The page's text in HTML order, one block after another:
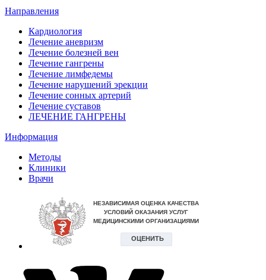
Направления
Кардиология
Лечение аневризм
Лечение болезней вен
Лечение гангрены
Лечение лимфедемы
Лечение нарушений эрекции
Лечение сонных артерий
Лечение суставов
ЛЕЧЕНИЕ ГАНГРЕНЫ
Информация
Методы
Клиники
Врачи